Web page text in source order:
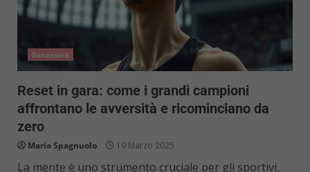
Benessere
Reset in gara: come i grandi campioni
affrontano le avversità e ricominciano da
zero
Maria Spagnuolo 19 Marzo 2025
La mente è uno strumento cruciale per gli sportivi,